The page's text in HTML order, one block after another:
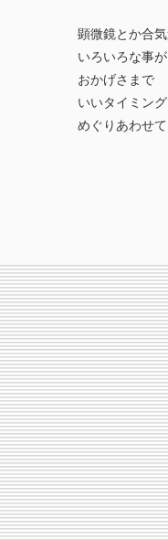
顕微鏡とか合
いろいろな事が
おかげさまで
いいタイミン
めぐりあわせ